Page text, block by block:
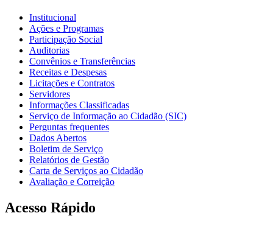
Institucional
Ações e Programas
Participação Social
Auditorias
Convênios e Transferências
Receitas e Despesas
Licitações e Contratos
Servidores
Informações Classificadas
Serviço de Informação ao Cidadão (SIC)
Perguntas frequentes
Dados Abertos
Boletim de Serviço
Relatórios de Gestão
Carta de Serviços ao Cidadão
Avaliação e Correição
Acesso Rápido